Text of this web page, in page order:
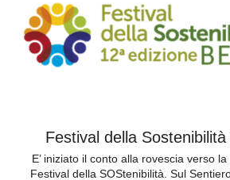
Festival della
E’ iniziato il conto alla rovescia verso
Festival della SOStenibilità. Sul